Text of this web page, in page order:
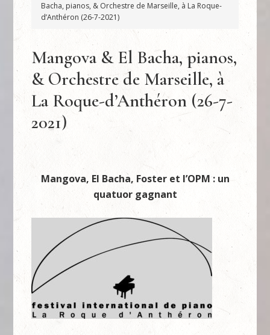
Bacha, pianos, & Orchestre de Marseille, à La Roque-
d’Anthéron (26-7-2021)
Mangova & El Bacha, pianos,
& Orchestre de Marseille, à
La Roque-d’Anthéron (26-7-
2021)
Mangova, El Bacha, Foster et l’OPM : un
quatuor gagnant